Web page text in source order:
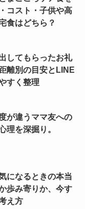
コスト・子供や高
食はどちら？
してもらったお礼
離別の目安とLINE
すく整理
が違うママ友への
理を深掘り。
になるときの本当
歩み寄りか、今す
え方